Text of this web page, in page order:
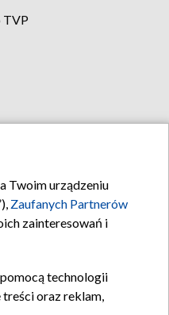
TVP
Twoim urządzeniu
Zaufanych Partnerów
zainteresowań i
technologii
oraz reklam,